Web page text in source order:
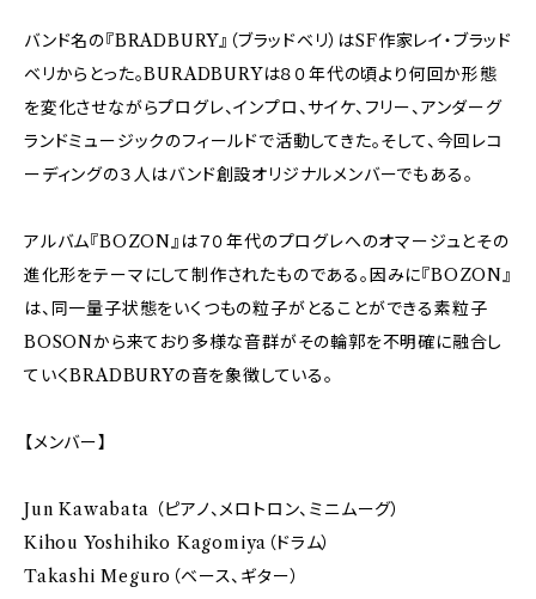
バンド名の『BRADBURY』（ブラッドベリ）はSF作家レイ・ブラッド
ベリからとった。BURADBURYは８０年代の頃より何回か形態
を変化させながらプログレ、インプロ、サイケ、フリー、アンダーグ
ランドミュージックのフィールドで活動してきた。そして、今回レコ
ーディングの３人はバンド創設オリジナルメンバーでもある。
アルバム『BOZON』は７０年代のプログレへのオマージュとその
進化形をテーマにして制作されたものである。因みに『BOZON』
は、同一量子状態をいくつもの粒子がとることができる素粒子
BOSONから来ており多様な音群がその輪郭を不明確に融合し
ていくBRADBURYの音を象徴している。
【メンバー】
Jun Kawabata （ピアノ、メロトロン、ミニムーグ）
Kihou Yoshihiko Kagomiya（ドラム）
Takashi Meguro（ベース、ギター）